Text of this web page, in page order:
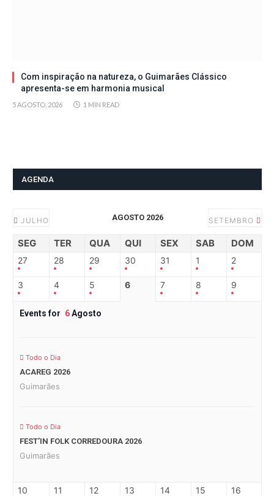
Com inspiração na natureza, o Guimarães Clássico
apresenta-se em harmonia musical
5 AGOSTO, 2026 1 MIN READ
AGENDA
JULHO AGOSTO 2026 SETEMBRO
SEG TER QUA QUI SEX SAB DOM
27 28 29 30 31 1 2
3 4 5 6 7 8 9
Events for 6Agosto
Todo o Dia
ACAREG 2026
Guimarães
Todo o Dia
FEST’IN FOLK CORREDOURA 2026
Guimarães
10 11 12 13 14 15 16